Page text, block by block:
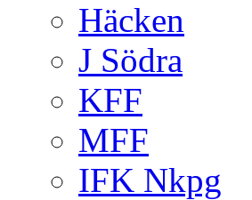
Häcken
J Södra
KFF
MFF
IFK Nkpg